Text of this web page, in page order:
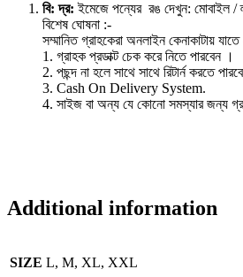
বি: দ্র: ইমেজে পন্যের রঙ দেখুন: মোবাইল /
বিশেষ ঘোষনা :-
সম্মানিত গ্রাহকেরা অনলাইন কেনাকাটায়
1. গ্রাহক প্রডাক্ট চেক করে নিতে পারবেন ।
2. পছন্দ না হলে সাথে সাথে রিটার্ন করতে
3. Cash On Delivery System.
4. সাইজ বা অন্য যে কোনো সমস্যার জন্য
Additional information
SIZE L, M, XL, XXL